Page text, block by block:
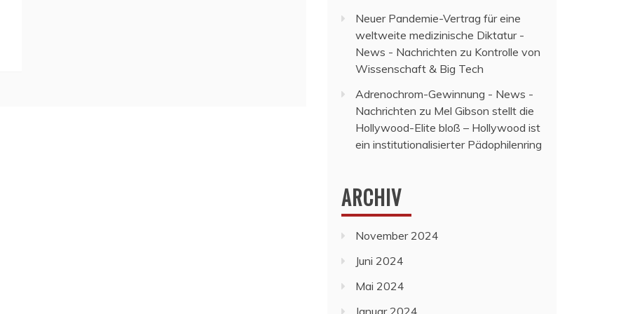
Neuer Pandemie-Vertrag für eine
weltweite medizinische Diktatur -
News - Nachrichten zu Kontrolle von
Wissenschaft & Big Tech
Adrenochrom-Gewinnung - News -
Nachrichten zu Mel Gibson stellt die
Hollywood-Elite bloß – Hollywood ist
ein institutionalisierter Pädophilenring
ARCHIV
November 2024
Juni 2024
Mai 2024
Januar 2024